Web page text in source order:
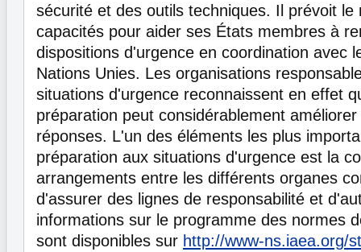
sécurité et des outils techniques. Il prévoit le
capacités pour aider ses États membres à
dispositions d'urgence en coordination avec
Nations Unies. Les organisations
situations d'urgence reconnaissent en effet
préparation peut considérablement
réponses. L'un des éléments les plus
préparation aux situations d'urgence est la
arrangements entre les différents organes
d'assurer des lignes de responsabilité et
informations sur le programme des normes
sont disponibles sur http://www-ns.iaea.org/